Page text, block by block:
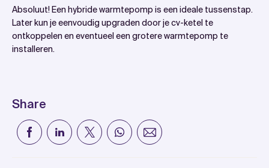
Absoluut! Een hybride warmtepomp is een ideale tussenstap.
Later kun je eenvoudig upgraden door je cv-ketel te
ontkoppelen en eventueel een grotere warmtepomp te
installeren.
Share